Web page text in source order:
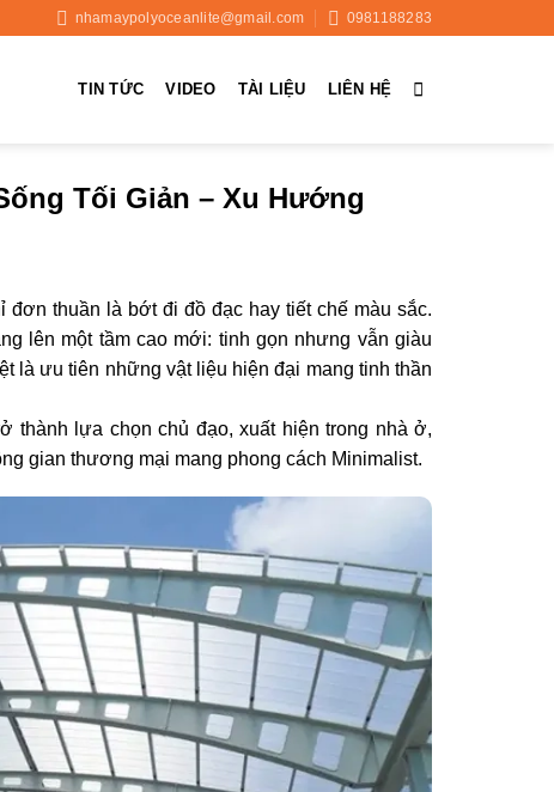
nhamaypolyoceanlite@gmail.com 0981188283
TIN TỨC VIDEO TÀI LIỆU LIÊN HỆ
Tối Giản – Xu Hướng
thuần là bớt đi đồ đạc hay tiết chế màu sắc.
lên một tầm cao mới: tinh gọn nhưng vẫn giàu
là ưu tiên những vật liệu hiện đại mang tinh thần
thành lựa chọn chủ đạo, xuất hiện trong nhà ở,
gian thương mại mang phong cách Minimalist.